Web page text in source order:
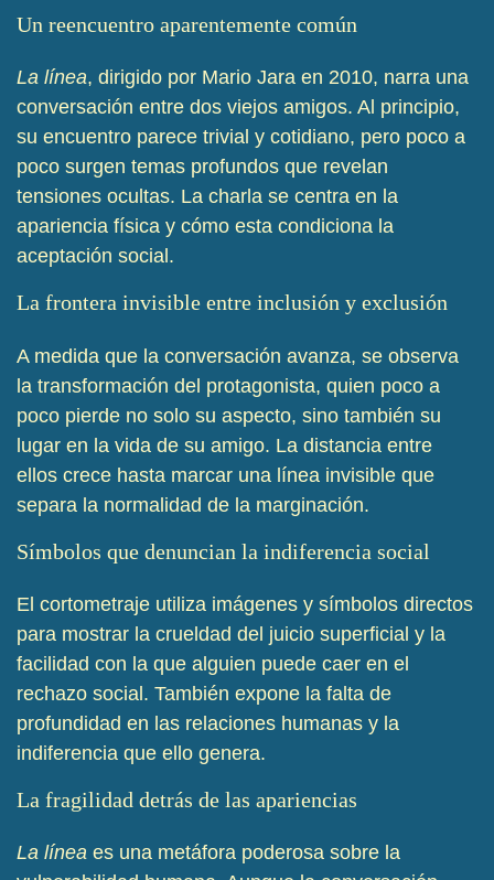
Un reencuentro aparentemente común
La línea, dirigido por Mario Jara en 2010, narra una
conversación entre dos viejos amigos. Al principio,
su encuentro parece trivial y cotidiano, pero poco a
poco surgen temas profundos que revelan
tensiones ocultas. La charla se centra en la
apariencia física y cómo esta condiciona la
aceptación social.
La frontera invisible entre inclusión y exclusión
A medida que la conversación avanza, se observa
la transformación del protagonista, quien poco a
poco pierde no solo su aspecto, sino también su
lugar en la vida de su amigo. La distancia entre
ellos crece hasta marcar una línea invisible que
separa la normalidad de la marginación.
Símbolos que denuncian la indiferencia social
El cortometraje utiliza imágenes y símbolos directos
para mostrar la crueldad del juicio superficial y la
facilidad con la que alguien puede caer en el
rechazo social. También expone la falta de
profundidad en las relaciones humanas y la
indiferencia que ello genera.
La fragilidad detrás de las apariencias
La línea es una metáfora poderosa sobre la